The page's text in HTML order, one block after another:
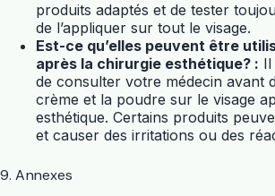
produits adaptés et de tester
de l’appliquer sur tout le visage.
Est-ce qu’elles peuvent être
après la chirurgie esthétique? : Il
de consulter votre médecin avant
crème et la poudre sur le visage
esthétique. Certains produits
et causer des irritations ou des
9. Annexes